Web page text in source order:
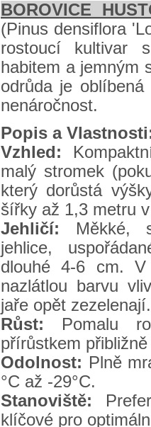
BOROVICE
(Pinus densiflora
rostoucí kultivar
habitem a jemným
odrůda je
nenáročnost.
Popis a
Vzhled:
malý stromek
který dorůstá
šířky až 1,3 metru
Jehličí: Měkké,
jehlice,
dlouhé 4-6 cm.
nazlátlou barvu
jaře opět zezelenají.
Růst: Pomalu
přírůstkem
Odolnost: Plně
°C až -29°C.
Stanoviště:
klíčové pro